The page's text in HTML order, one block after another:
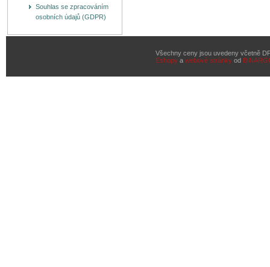
Souhlas se zpracováním
osobních údajů (GDPR)
Všechny ceny jsou uvedeny včetně
Eshopya webové stránkyod